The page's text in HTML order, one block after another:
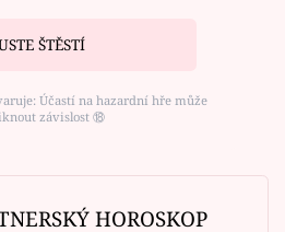
ŠTĚSTÍ
Účastí na hazardní hře může
závislost ⑱
HOROSKOP